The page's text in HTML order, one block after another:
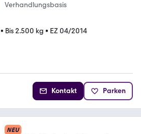
Verhandlungsbasis
• Bis 2.500 kg • EZ 04/2014
Kontakt Parken
NEU